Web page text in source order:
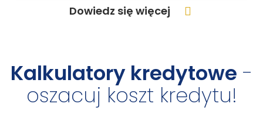
Dowiedz się więcej
Kalkulatory kredytowe -
oszacuj koszt kredytu!